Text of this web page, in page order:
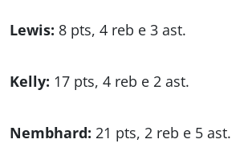
Lewis: 8 pts, 4 reb e 3 ast.
Kelly: 17 pts, 4 reb e 2 ast.
Nembhard: 21 pts, 2 reb e 5 ast.